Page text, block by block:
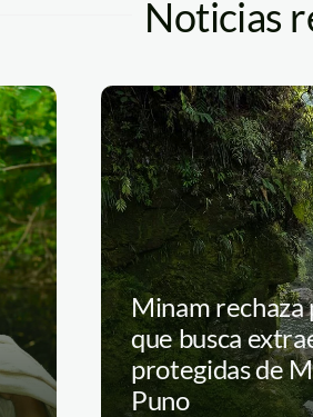
Noticias
Minam
que busca
protegidas de
Puno